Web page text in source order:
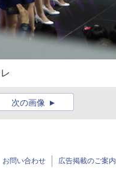
次の画像
お問い合わせ 広告掲載のご案内